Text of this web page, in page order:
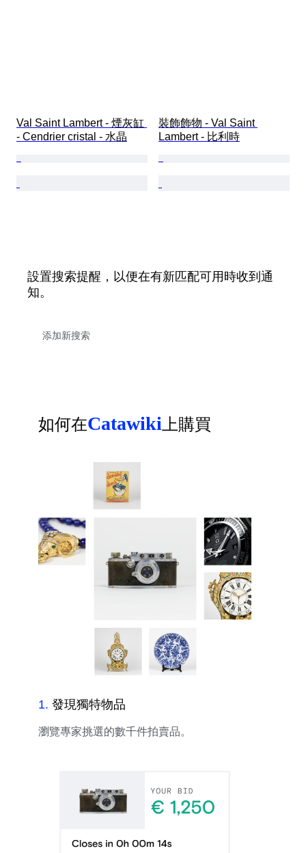
Val Saint Lambert - 煙灰缸
- Cendrier cristal - 水晶
裝飾飾物 - Val Saint
Lambert - 比利時
設置搜索提醒，以便在有新匹配可用時收到通
知。
如何在Catawiki上購買
1. 發現獨特物品
瀏覽專家挑選的數千件拍賣品。